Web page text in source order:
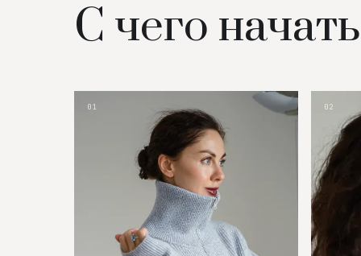
С чего начать
01 02